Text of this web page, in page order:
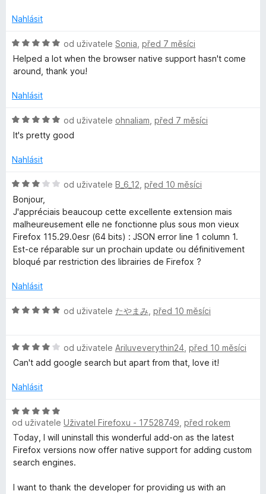
5
n
:
1
Nahlásit
H
o
d
o
e
n
:
z
od uživatele Sonia před 7 měsíci
Helped a lot when the browser native support hasn't come
around, thank you!
Nahlásit
H
o
n
c
e
n
:
5
z
od uživatele ohnaliam před 7 měsíci
It's pretty good
Nahlásit
H
o
d
n
o
c
e
í
3
od uživatele B_6_12 před 10 měsíci
Bonjour,
J'appréciais beaucoup cette excellente extension mais
malheureusement elle ne fonctionne plus sous mon vieux
Firefox 115.29.0esr (64 bits) : JSON error line 1 column 1.
Est-ce réparable sur un prochain update ou définitivement
bloqué par restriction des librairies de Firefox ?
Nahlásit
H
n
o
e
í
:
5
z
5
od uživatele たやまみ před 10 měsíci
H
o
n
c
e
n
z
od uživatele Ariluveverythin24 před 10 měsíci
Can't add google search but apart from that, love it!
Nahlásit
H
o
d
n
o
e
od uživatele Uživatel Firefoxu - 17528749 před rokem
Today, I will uninstall this wonderful add-on as the latest
Firefox versions now offer native support for adding custom
search engines.
I want to thank the developer for providing us with an